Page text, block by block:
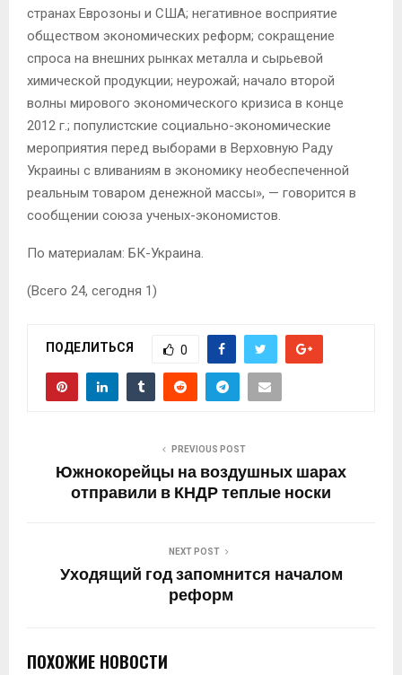
странах Еврозоны и США; негативное восприятие
обществом экономических реформ; сокращение
спроса на внешних рынках металла и сырьевой
химической продукции; неурожай; начало второй
волны мирового экономического кризиса в конце
2012 г.; популистские социально-экономические
мероприятия перед выборами в Верховную Раду
Украины с вливаниям в экономику необеспеченной
реальным товаром денежной массы», — говорится в
сообщении союза ученых-экономистов.
По материалам: БК-Украина.
(Всего 24, сегодня 1)
ПОДЕЛИТЬСЯ 0
PREVIOUS POST
Южнокорейцы на воздушных шарах
отправили в КНДР теплые носки
NEXT POST
Уходящий год запомнится началом
реформ
ПОХОЖИЕ НОВОСТИ